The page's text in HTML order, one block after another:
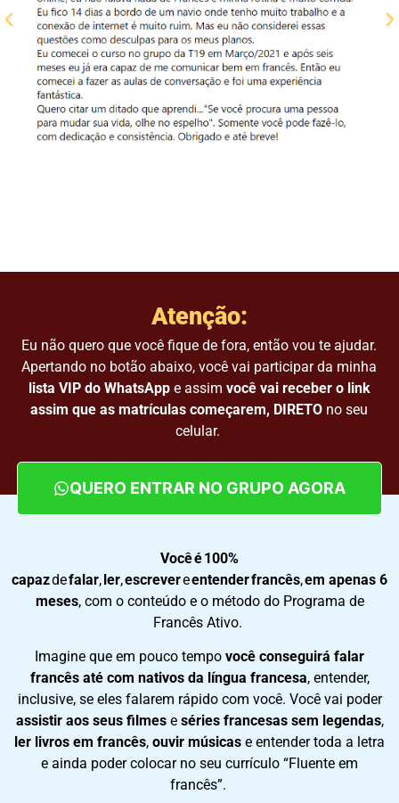
Atenção:
Eu não quero que você fique de fora, então vou te ajudar.
Apertando no botão abaixo, você vai participar da minha
lista VIP do WhatsApp e assim você vai receber o link
assim que as matrículas começarem, DIRETO no seu
celular.
QUERO ENTRAR NO GRUPO AGORA
Você é 100%
capazdefalar,ler,escrevereentenderfrancês,em apenas 6
meses, com o conteúdo e o método do Programa de
Francês Ativo.
Imagine que em pouco tempo você conseguirá falar
francês até com nativos da língua francesa, entender,
inclusive, se eles falarem rápido com você. Você vai poder
assistir aos seus filmese séries francesas sem legendas,
ler livros em francês, ouvir músicas e entender toda a letra
e ainda poder colocar no seu currículo “Fluente em
francês”.